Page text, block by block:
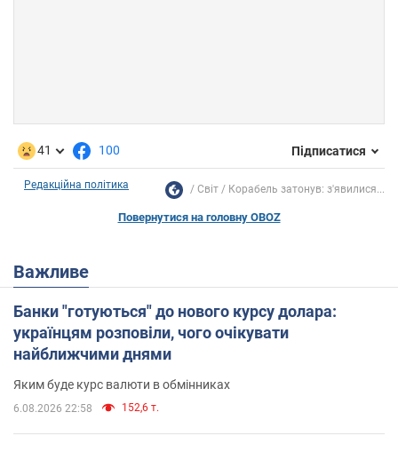
41 100 Підписатися
Редакційна політика Світ Корабель затонув: з'явилися...
Повернутися на головну OBOZ
Важливе
Банки "готуються" до нового курсу долара:
українцям розповіли, чого очікувати
найближчими днями
Яким буде курс валюти в обмінниках
6.08.2026 22:58 152,6 т.